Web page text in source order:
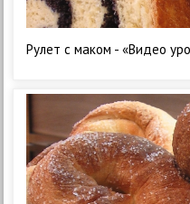
Рулет с маком - «Видео